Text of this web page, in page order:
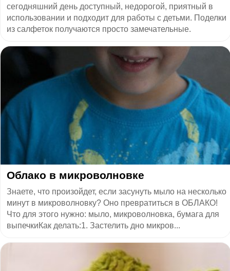
сегодняшний день доступный, недорогой, приятный в
использовании и подходит для работы с детьми. Поделки
из салфеток получаются просто замечательные.
Облако в микроволновке
Знаете, что произойдет, если засунуть мыло на несколько
минут в микроволновку? Оно превратиться в ОБЛАКО!
Что для этого нужно: мыло, микроволновка, бумага для
выпечкиКак делать:1. Застелить дно микров...